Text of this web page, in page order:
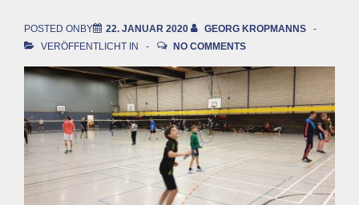
POSTED ONBY 22. JANUAR 2020
GEORG KROPMANNS
VERÖFFENTLICHT IN
NO COMMENTS